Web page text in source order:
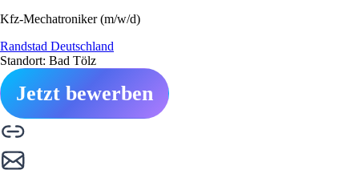
Kfz-Mechatroniker (m/w/d)
Randstad Deutschland
Standort: Bad Tölz
Jetzt bewerben